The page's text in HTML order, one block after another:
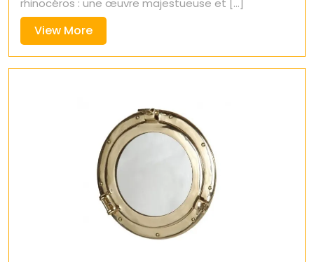
rhinocéros : une œuvre majestueuse et [...]
View MoreView
More